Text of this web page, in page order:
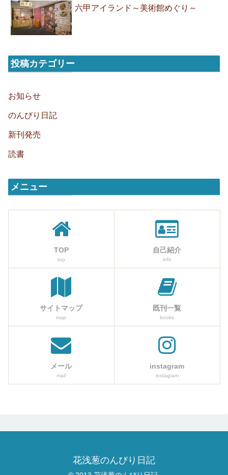
六甲アイランド～美術館めぐり～
投稿カテゴリー
お知らせ
のんびり日記
新刊発売
読書
メニュー
TOP
top
自己紹介
info
サイトマップ
map
既刊一覧
books
メール
mail
instagram
instagram
花浅葱のんびり日記